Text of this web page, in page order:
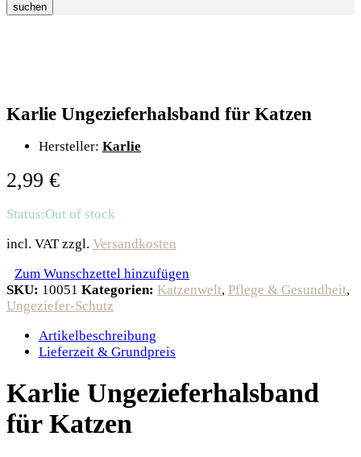
suchen
Karlie Ungezieferhalsband für Katzen
Hersteller: Karlie
2,99 €
Status:Out of stock
incl. VAT zzgl. Versandkosten
Zum Wunschzettel hinzufügen
SKU: 10051 Kategorien: Katzenwelt, Pflege & Gesundheit,
Ungeziefer-Schutz
Artikelbeschreibung
Lieferzeit & Grundpreis
Karlie Ungezieferhalsband
für Katzen